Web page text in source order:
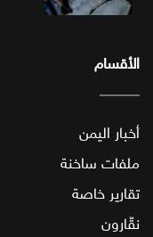
الأقسام
أخبار اليمن
ملفات ساخنة
تقارير خاصة
نقّارون